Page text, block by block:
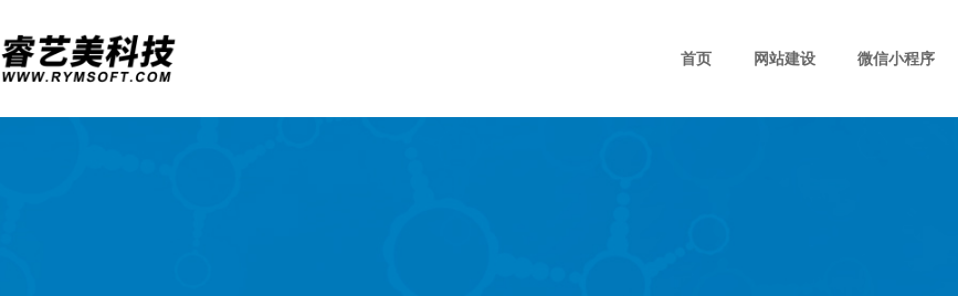
首页 网站建设 微信小程序